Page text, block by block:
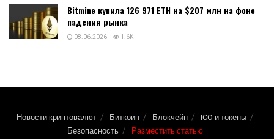
Bitmine купила 126 971 ETH на $207 млн на фоне
падения рынка
08.06.2026 1.6K
Новости криптовалют Биткоин Блокчейн
ICO и токены
Безопасность
Разместить статью